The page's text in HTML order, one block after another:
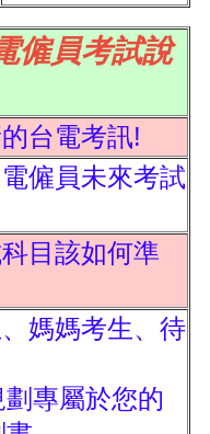
僱員考試說
台電考訊!
僱員未來考試
目該如何準
媽媽考生、待
專屬於您的